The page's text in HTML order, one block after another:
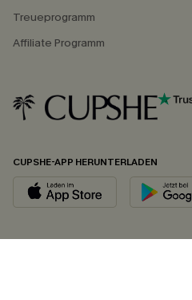
Treueprogramm
Affiliate Programm
CUPSHE-APP HERUNTERLADEN